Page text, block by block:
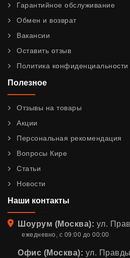
Гарантийное обслуживание
Обмен и возврат
Вакансии
Оставить отзыв
Политика конфиденциальности
Полезное
Отзывы на товары
Акции
Персональная рекомендация
Вопросы Кире
Статьи
Новости
Наши контакты
Адрес
Шоурум (Москва): ул.
ежедневно, с 09:00 до 00:00
Офис (Москва): ул.